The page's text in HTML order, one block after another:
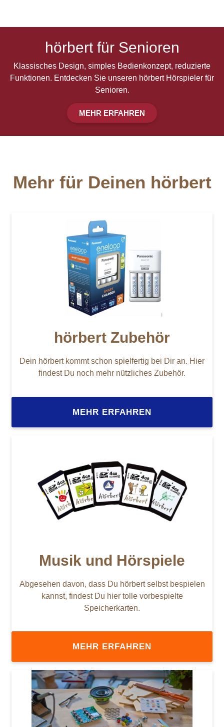
hörbert für Senioren
Klassisches Design, simples Bedienkonzept, reduzierte
Funktionen. Entdecken Sie unseren hörbert Hörspieler für
Senioren.
MEHR ERFAHREN
Mehr für Deinen hörbert
hörbert Zubehör
Dein hörbert kommt schon spielfertig bei Dir an. Hier
findest Du noch mehr nützliches Zubehör.
MEHR ERFAHREN
Musik und Hörspiele
Abgesehen davon, dass Du hörbert selbst bespielen
kannst, findest Du hier tolle vorbespielte
Speicherkarten.
MEHR ERFAHREN